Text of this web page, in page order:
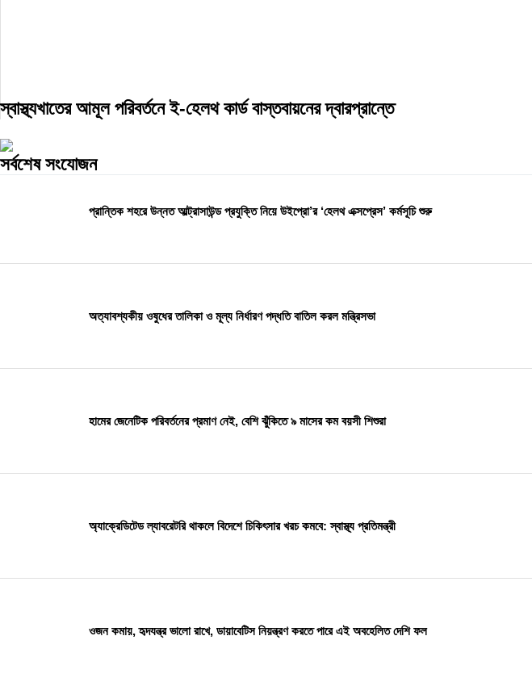
স্বাস্থ্যখাতের আমূল পরিবর্তনে ই-হেলথ কার্ড বাস্তবায়নের দ্বারপ্রান্তে
সর্বশেষ সংযোজন
প্রান্তিক শহরে উন্নত আল্ট্রাসাউন্ড প্রযুক্তি নিয়ে উইপ্রো’র ‘হেলথ এক্সপ্রেস’ কর্মসূচি শুরু
অত্যাবশ্যকীয় ওষুধের তালিকা ও মূল্য নির্ধারণ পদ্ধতি বাতিল করল মন্ত্রিসভা
হামের জেনেটিক পরিবর্তনের প্রমাণ নেই, বেশি ঝুঁকিতে ৯ মাসের কম বয়সী শিশুরা
অ্যাক্রেডিটেড ল্যাবরেটরি থাকলে বিদেশে চিকিৎসার খরচ কমবে: স্বাস্থ্য প্রতিমন্ত্রী
ওজন কমায়, হৃদযন্ত্র ভালো রাখে, ডায়াবেটিস নিয়ন্ত্রণ করতে পারে এই অবহেলিত দেশি ফল